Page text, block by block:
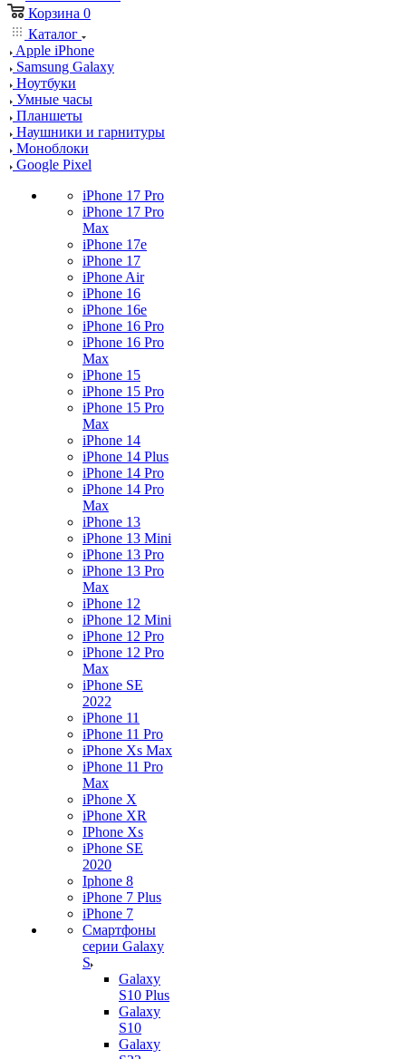
Корзина 0
Каталог
Apple iPhone
Samsung Galaxy
Ноутбуки
Умные часы
Планшеты
Наушники и гарнитуры
Моноблоки
Google Pixel
iPhone 17 Pro
iPhone 17 Pro
Max
iPhone 17e
iPhone 17
iPhone Air
iPhone 16
iPhone 16e
iPhone 16 Pro
iPhone 16 Pro
Max
iPhone 15
iPhone 15 Pro
iPhone 15 Pro
Max
iPhone 14
iPhone 14 Plus
iPhone 14 Pro
iPhone 14 Pro
Max
iPhone 13
iPhone 13 Mini
iPhone 13 Pro
iPhone 13 Pro
Max
iPhone 12
iPhone 12 Mini
iPhone 12 Pro
iPhone 12 Pro
Max
iPhone SE
2022
iPhone 11
iPhone 11 Pro
iPhone Xs Max
iPhone 11 Pro
Max
iPhone X
iPhone XR
IPhone Xs
iPhone SE
2020
Iphone 8
iPhone 7 Plus
iPhone 7
Смартфоны
серии Galaxy
S
Galaxy
S10 Plus
Galaxy
S10
Galaxy